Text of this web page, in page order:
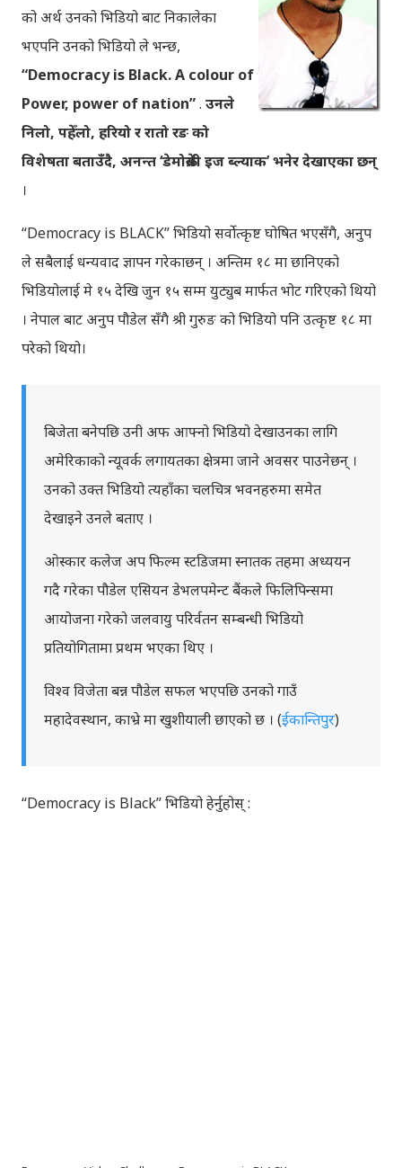
को अर्थ उनको भिडियो बाट निकालेका
भएपनि उनको भिडियो ले भन्छ,
“Democracy is Black. A colour of
Power, power of nation”. उनले
निलो, पहेँलो, हरियो र रातो रङ को
विशेषता बताउँदै, अनन्त ‘डेमोक्रेसी इज ब्ल्याक’ भनेर देखाएका छन्
।
“Democracy is BLACK” भिडियो सर्वोत्कृष्ट घोषित भएसँगै, अनुप
ले सबैलाई धन्यवाद ज्ञापन गरेकाछन् । अन्तिम १८ मा छानिएको
भिडियोलाई मे १५ देखि जुन १५ सम्म युट्युब मार्फत भोट गरिएको थियो
। नेपाल बाट अनुप पौडेल सँगै श्री गुरुङ को भिडियो पनि उत्कृष्ट १८ मा
परेको थियो।
बिजेता बनेपछि उनी अफ आफ्नो भिडियो देखाउनका लागि
अमेरिकाको न्यूवर्क लगायतका क्षेत्रमा जाने अवसर पाउनेछन् ।
उनको उक्त भिडियो त्यहाँका चलचित्र भवनहरुमा समेत
देखाइने उनले बताए ।
ओस्कार कलेज अप फिल्म स्टडिजमा स्नातक तहमा अध्ययन
गदै गरेका पौडेल एसियन डेभलपमेन्ट बैंकले फिलिपिन्समा
आयोजना गरेको जलवायु परिर्वतन सम्बन्धी भिडियो
प्रतियोगितामा प्रथम भएका थिए ।
विश्व विजेता बन्न पौडेल सफल भएपछि उनको गाउँ
महादेवस्थान, काभ्रे मा खुशीयाली छाएको छ । (ईकान्तिपुर)
“Democracy is Black” भिडियो हेर्नुहोस् :